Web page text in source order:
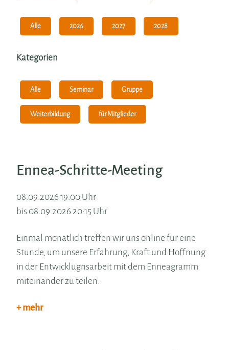
Alle 2026 2027 2028
Kategorien
Alle Seminar Gruppe
Weiterbildung für Mitglieder
Ennea-Schritte-Meeting
08.09.2026 19:00 Uhr
bis 08.09.2026 20:15 Uhr
Einmal monatlich treffen wir uns online für eine
Stunde, um unsere Erfahrung, Kraft und Hoffnung
in der Entwicklugnsarbeit mit dem Enneagramm
miteinander zu teilen.
+ mehr